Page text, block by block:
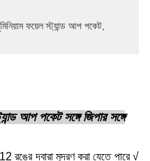
ফয়েল স্ট্যান্ড আপ পকেট
আপ পকেট সঙ্গে জিপার সঙ্গে
রঙের দ্বারা মুদ্রণ করা যেতে পারে √